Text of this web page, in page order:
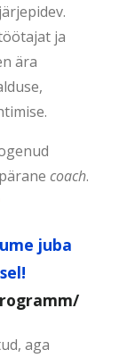
ja
ära
coach.
juba
aga